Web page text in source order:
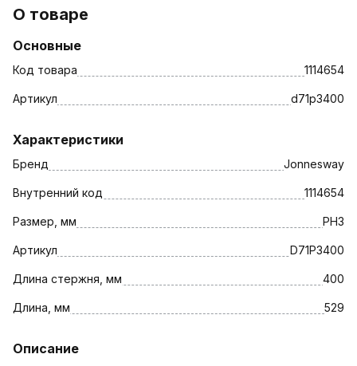
О товаре
Основные
Код товара 1114654
Артикул d71p3400
Характеристики
Бренд Jonnesway
Внутренний код 1114654
Размер, мм PH3
Артикул D71P3400
Длина стержня, мм 400
Длина, мм 529
Описание